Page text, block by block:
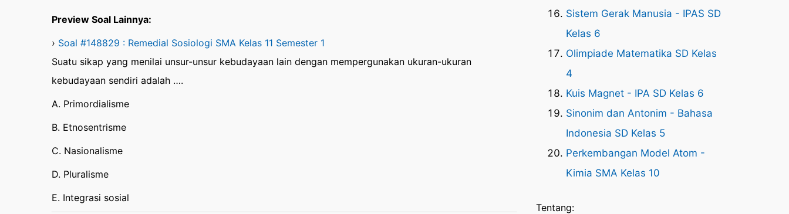
Preview Soal Lainnya:
› Soal #148829 : Remedial Sosiologi SMA Kelas 11 Semester 1
Suatu sikap yang menilai unsur-unsur kebudayaan lain dengan mempergunakan ukuran-ukuran
kebudayaan sendiri adalah ….
A. Primordialisme
B. Etnosentrisme
C. Nasionalisme
D. Pluralisme
E. Integrasi sosial
Sistem Gerak Manusia - IPAS SD
Kelas 6
Olimpiade Matematika SD Kelas
4
Kuis Magnet - IPA SD Kelas 6
Sinonim dan Antonim - Bahasa
Indonesia SD Kelas 5
Perkembangan Model Atom -
Kimia SMA Kelas 10
Tentang: